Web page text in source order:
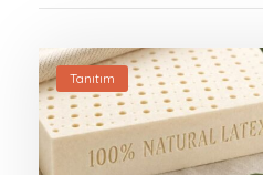
Tanıtım